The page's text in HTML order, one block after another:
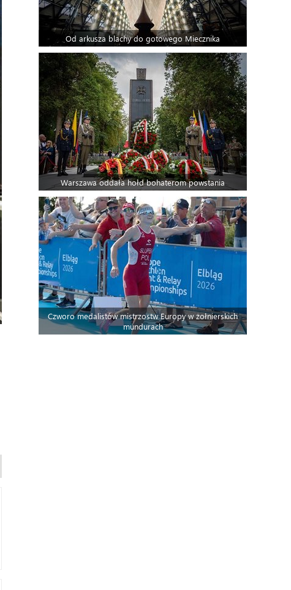
Od arkusza blachy do gotowego Miecznika
Warszawa oddała hołd bohaterom powstania
Czworo medalistów mistrzostw Europy w żołnierskich
mundurach